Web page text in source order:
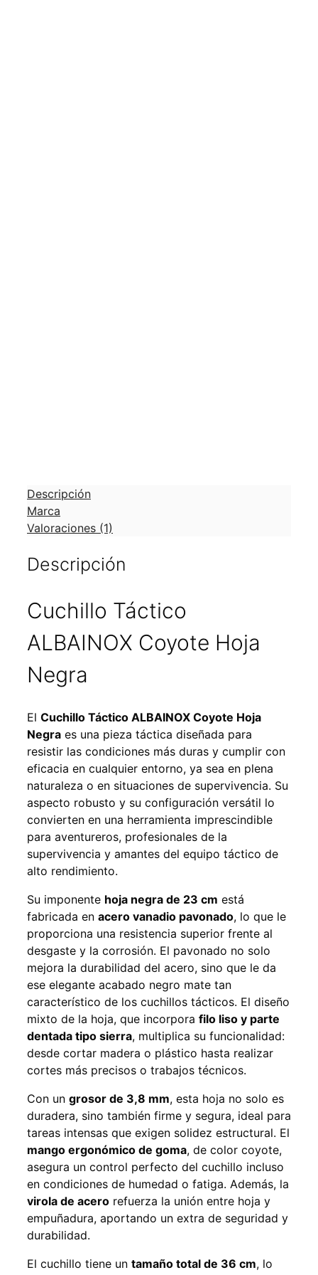
Descripción
Marca
Valoraciones (1)
Descripción
Cuchillo Táctico
ALBAINOX Coyote Hoja
Negra
El Cuchillo Táctico ALBAINOX Coyote Hoja
Negra es una pieza táctica diseñada para
resistir las condiciones más duras y cumplir con
eficacia en cualquier entorno, ya sea en plena
naturaleza o en situaciones de supervivencia. Su
aspecto robusto y su configuración versátil lo
convierten en una herramienta imprescindible
para aventureros, profesionales de la
supervivencia y amantes del equipo táctico de
alto rendimiento.
Su imponente hoja negra de 23 cm está
fabricada en acero vanadio pavonado, lo que le
proporciona una resistencia superior frente al
desgaste y la corrosión. El pavonado no solo
mejora la durabilidad del acero, sino que le da
ese elegante acabado negro mate tan
característico de los cuchillos tácticos. El diseño
mixto de la hoja, que incorpora filo liso y parte
dentada tipo sierra, multiplica su funcionalidad:
desde cortar madera o plástico hasta realizar
cortes más precisos o trabajos técnicos.
Con un grosor de 3,8 mm, esta hoja no solo es
duradera, sino también firme y segura, ideal para
tareas intensas que exigen solidez estructural. El
mango ergonómico de goma, de color coyote,
asegura un control perfecto del cuchillo incluso
en condiciones de humedad o fatiga. Además, la
virola de acero refuerza la unión entre hoja y
empuñadura, aportando un extra de seguridad y
durabilidad.
El cuchillo tiene un tamaño total de 36 cm, lo